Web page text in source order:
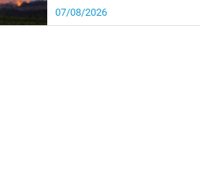
07/08/2026